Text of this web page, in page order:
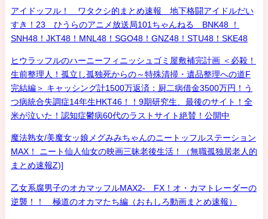
アイドッフル！ ワタクシ的まとめ速報 地下格闘アイドルだい
すき！23 ひうらのアニメ放送局101ちゃんねる BNK48 ！
SNH48！JKT48！MNL48！SGO48！GNZ48！STU48！SKE48
ヒウラッフルのハーニーフィニッシュゴミ屋敷補完計画 ＜必殺！
生前整理人！孤立し孤独死からの～特殊清掃・遺品整理への道F
完結編＞ キャッシング計1500万返済：厨二病借金3500万円！う
つ病統合失調症14年生HKT46！！9期研究生、最後のサイト！全
米が泣いた！認知症鬱病60代のラストサイト絶賛！公開中
魔法熟女/美魔女ッ娘メグみみちゃんのニートッフルステーション
MAX！ ニート仙人仙女の映画三昧老後生活！（無職孤独居老人的
まとめ速報Z)]
乙女系腐男子のオカマッフルMAX2- FX！オ・カマトレーダーの
逆襲！！ 極道のオカマたち編（おもしろ動画まとめ速報）